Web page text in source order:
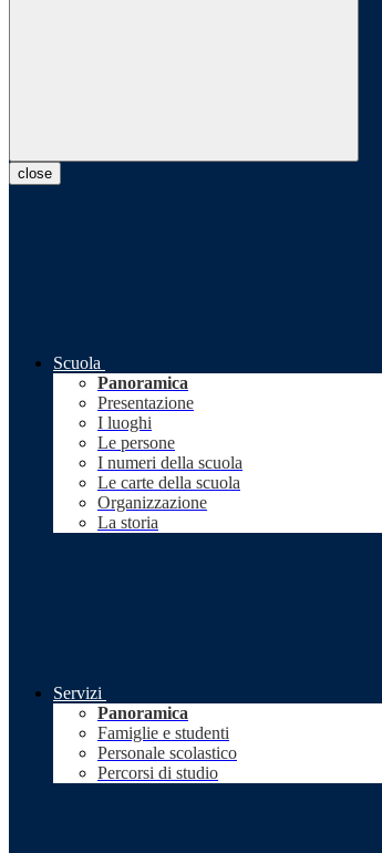
close
Scuola
Panoramica
Presentazione
I luoghi
Le persone
I numeri della scuola
Le carte della scuola
Organizzazione
La storia
Servizi
Panoramica
Famiglie e studenti
Personale scolastico
Percorsi di studio